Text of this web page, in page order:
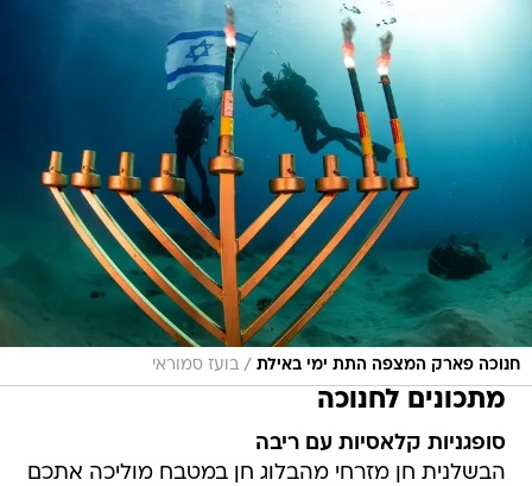
חנוכה פארק המצפה התת ימי באילת / בועז סמוראי
מתכונים לחנוכה
סופגניות קלאסיות עם ריבה
הבשלנית חן מזרחי מהבלוג חן במטבח מוליכה אתכם